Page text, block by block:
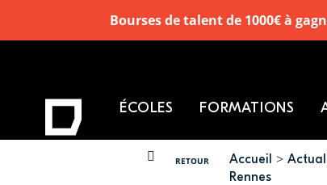
RETOUR
VOUS ÊTES ICI Accueil
Rennes
ÉCOLES FORMATIONS
Bourses de talent de 1000€ à